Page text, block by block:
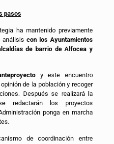
pasos
ha mantenido previamente
análisis con los Ayuntamientos
de barrio de Alfocea y
y este encuentro
de la población y recoger
Después se realizará la
redactarán los proyectos
ponga en marcha
de coordinación entre